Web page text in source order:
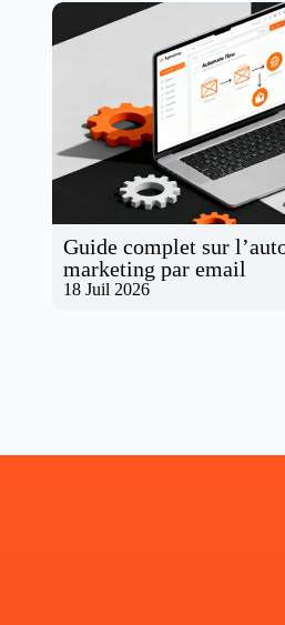
Guide complet sur
marketing par email
18 Juil 2026